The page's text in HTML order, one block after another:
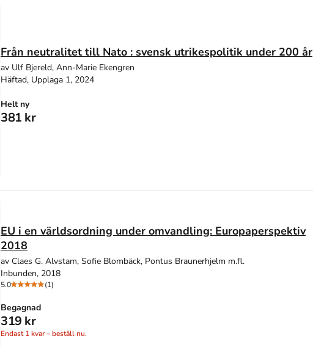
Från neutralitet till Nato : svensk utrikespolitik under 200 år
av Ulf Bjereld, Ann-Marie Ekengren
Häftad, Upplaga 1, 2024
Helt ny
381 kr
EU i en världsordning under omvandling: Europaperspektiv
2018
av Claes G. Alvstam, Sofie Blombäck, Pontus Braunerhjelm m.fl.
Inbunden, 2018
5.0 (1)
Begagnad
319 kr
Endast1kvar – beställ nu.